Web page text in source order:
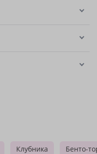
Клубника Бенто-